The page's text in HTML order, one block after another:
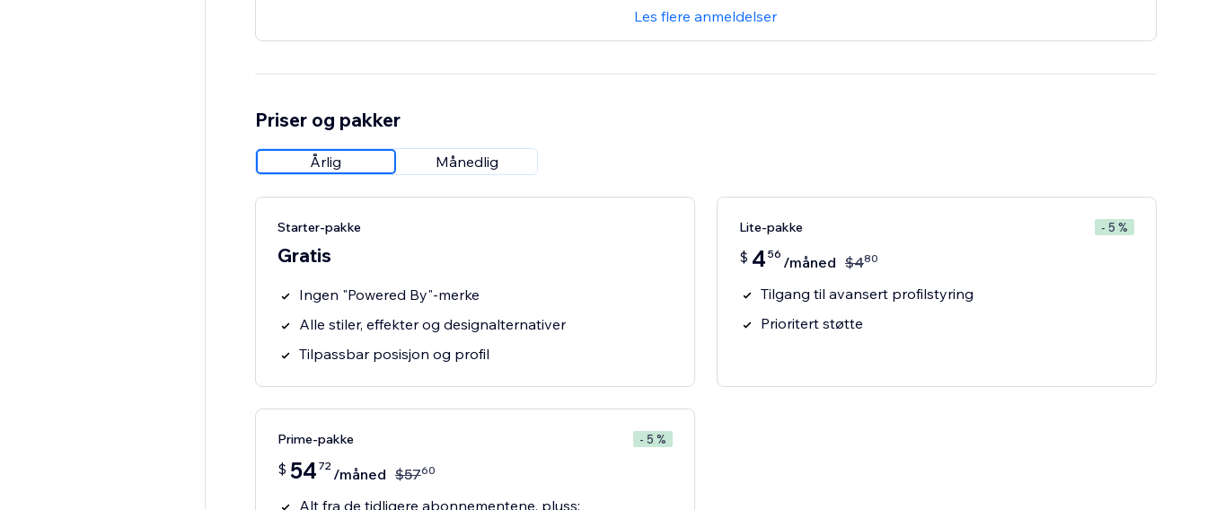
Les flere anmeldelser
Priser og pakker
Årlig Månedlig
Starter-pakke
Gratis
Ingen "Powered By"-merke
Alle stiler, effekter og designalternativer
Tilpassbar posisjon og profil
Lite-pakke - 5 %
$ 4 56 /måned $480
Tilgang til avansert profilstyring
Prioritert støtte
Prime-pakke - 5 %
$ 54 72 /måned $5760
Alt fra de tidligere abonnementene, pluss: